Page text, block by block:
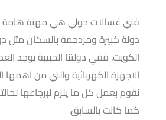
فني غسالات حولي هي مهنة هامة
دولة كبيرة ومزدحمة بالسكان مثل
الكويت. ففي دولتنا الحبيبة يوجد
الاجهزة الكهربائية والتي من اهمها
نقوم بعمل كل ما يلزم لإرجاعها
كما كانت بالسابق.